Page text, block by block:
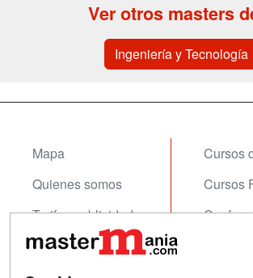
Ver otros masters
Ingeniería y Tecnología
Mapa
Quienes somos
Tarifas publicidad
Acceso Usuarios
Cursos
Cursos